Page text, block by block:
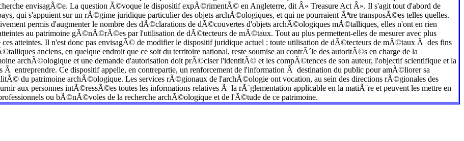
envisagÃ©e. La question Ã©voque le dispositif expÃ©rimentÃ© en Angleterre, dit Â« Treasure Act Â». Il s'agit tout d'abord de
qui s'appuient sur un rÃ©gime juridique particulier des objets archÃ©ologiques, et qui ne pourraient Ãªtre transposÃ©es telles quelles.
permis d'augmenter le nombre des dÃ©clarations de dÃ©couvertes d'objets archÃ©ologiques mÃ©talliques, elles n'ont en rien
au patrimoine gÃ©nÃ©rÃ©es par l'utilisation de dÃ©tecteurs de mÃ©taux. Tout au plus permettent-elles de mesurer avec plus
ces atteintes. Il n'est donc pas envisagÃ© de modifier le dispositif juridique actuel : toute utilisation de dÃ©tecteurs de mÃ©taux Ã des fins
anciens, en quelque endroit que ce soit du territoire national, reste soumise au contrÃ´le des autoritÃ©s en charge de la
archÃ©ologique et une demande d'autorisation doit prÃ©ciser l'identitÃ© et les compÃ©tences de son auteur, l'objectif scientifique et la
Ã entreprendre. Ce dispositif appelle, en contrepartie, un renforcement de l'information Ã destination du public pour amÃ©liorer sa
du patrimoine archÃ©ologique. Les services rÃ©gionaux de l'archÃ©ologie ont vocation, au sein des directions rÃ©gionales des
aux personnes intÃ©ressÃ©es toutes les informations relatives Ã la rÃ¨glementation applicable en la matiÃ¨re et peuvent les mettre en
ou bÃ©nÃ©voles de la recherche archÃ©ologique et de l'Ã©tude de ce patrimoine.